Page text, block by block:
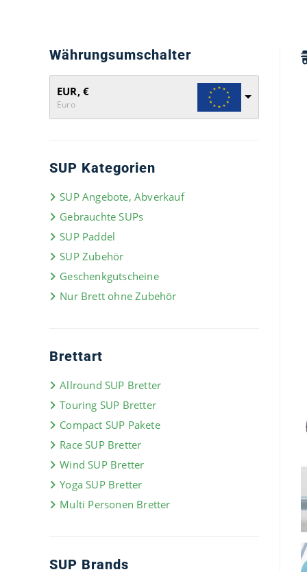
Währungsumschalter
EUR, €
Euro
SUP Kategorien
SUP Angebote, Abverkauf
Gebrauchte SUPs
SUP Paddel
SUP Zubehör
Geschenkgutscheine
Nur Brett ohne Zubehör
Brettart
Allround SUP Bretter
Touring SUP Bretter
Compact SUP Pakete
Race SUP Bretter
Wind SUP Bretter
Yoga SUP Bretter
Multi Personen Bretter
SUP Brands